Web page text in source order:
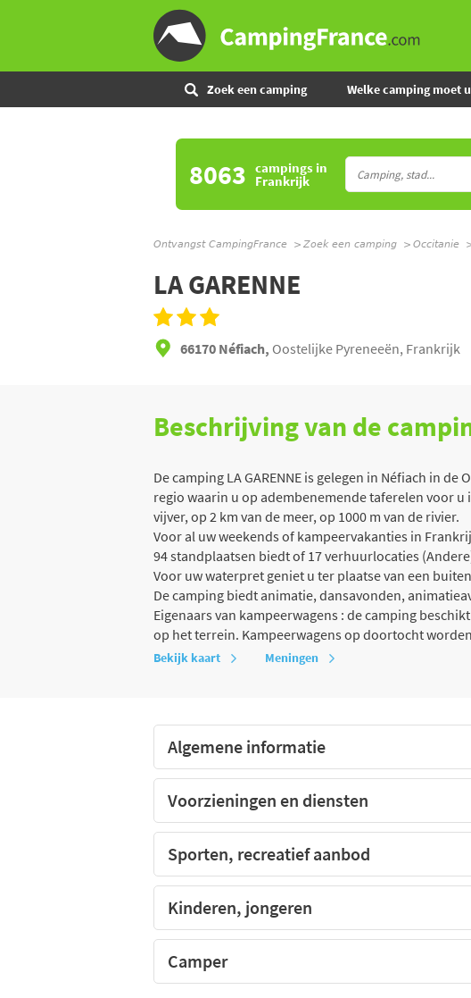
Zoek een camping Welke camping moet
8063 campingsin
Frankrijk
Ontvangst CampingFrance Zoek een camping Occitanie
LA GARENNE
66170 Néfiach, Oostelijke Pyreneeën, Frankrijk
Beschrijving van de
De camping LA GARENNE is gelegen in Néfiach in
regio waarin u op adembenemende taferelen voor u
vijver, op 2 km van de meer, op 1000 m van de rivier.
Voor al uw weekends of kampeervakanties in
94 standplaatsen biedt of 17 verhuurlocaties
Voor uw waterpret geniet u ter plaatse van een
De camping biedt animatie, dansavonden,
Eigenaars van kampeerwagens : de camping
op het terrein. Kampeerwagens op doortocht
Bekijk kaart Meningen
Algemene informatie
Voorzieningen en diensten
Sporten, recreatief aanbod
Kinderen, jongeren
Camper